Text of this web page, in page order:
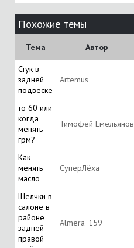
Похожие темы
Тема Автор
Стук в
задней
подвеске
Artemus
то 60 или
когда
менять
грм?
Тимофей Емельянов
Как
менять
масло
СуперЛёха
Щелчки в
салоне в
районе
задней
правой
Almera_159